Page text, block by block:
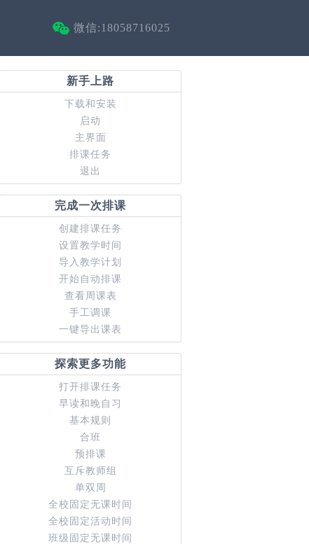
微信:18058716025
新手上路
下载和安装
启动
主界面
排课任务
退出
完成一次排课
创建排课任务
设置教学时间
导入教学计划
开始自动排课
查看周课表
手工调课
一键导出课表
探索更多功能
打开排课任务
早读和晚自习
基本规则
合班
预排课
互斥教师组
单双周
全校固定无课时间
全校固定活动时间
班级固定无课时间